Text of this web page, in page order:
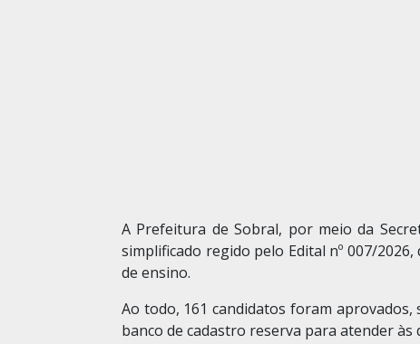
A Prefeitura de Sobral, por meio da
simplificado regido pelo Edital nº 007/
de ensino.
Ao todo, 161 candidatos foram aprovados,
banco de cadastro reserva para atender às